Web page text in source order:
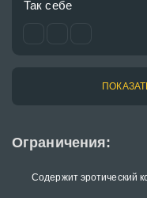
Ограничения:
Содержит эротический
Так себе